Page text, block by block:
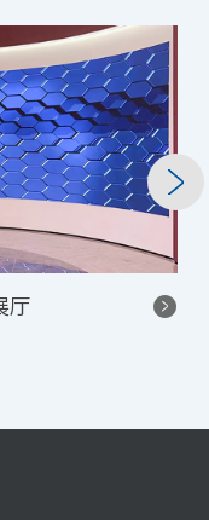
厅